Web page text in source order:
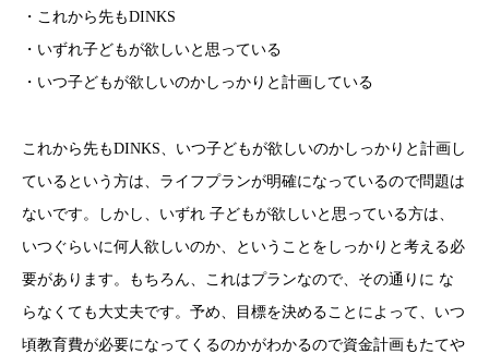
・これから先もDINKS
・いずれ子どもが欲しいと思っている
・いつ子どもが欲しいのかしっかりと計画している
これから先もDINKS、いつ子どもが欲しいのかしっかりと計画し
ているという方は、ライフプランが明確になっているので問題は
ないです。しかし、いずれ 子どもが欲しいと思っている方は、
いつぐらいに何人欲しいのか、ということをしっかりと考える必
要があります。もちろん、これはプランなので、その通りに な
らなくても大丈夫です。予め、目標を決めることによって、いつ
頃教育費が必要になってくるのかがわかるので資金計画もたてや